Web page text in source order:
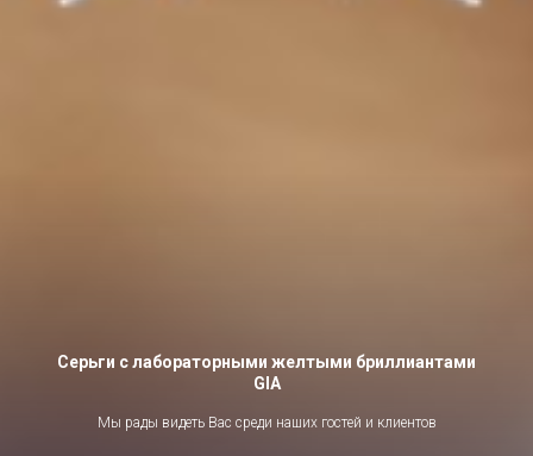
Серьги с лабораторными желтыми бриллиантами
GIA
Мы рады видеть Вас среди наших гостей и клиентов